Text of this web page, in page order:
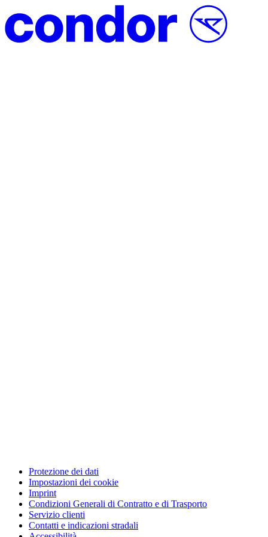
Protezione dei dati
Impostazioni dei cookie
Imprint
Condizioni Generali di Contratto e di Trasporto
Servizio clienti
Contatti e indicazioni stradali